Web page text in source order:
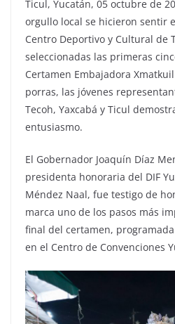
Ticul, Yucatán, 05 octubre de
orgullo local se hicieron sentir
Centro Deportivo y Cultural de
seleccionadas las primeras
Certamen Embajadora
porras, las jóvenes
Tecoh, Yaxcabá y Ticul
entusiasmo.
El Gobernador Joaquín Díaz
presidenta honoraria del DIF
Méndez Naal, fue testigo de
marca uno de los pasos más
final del certamen,
en el Centro de Convenciones